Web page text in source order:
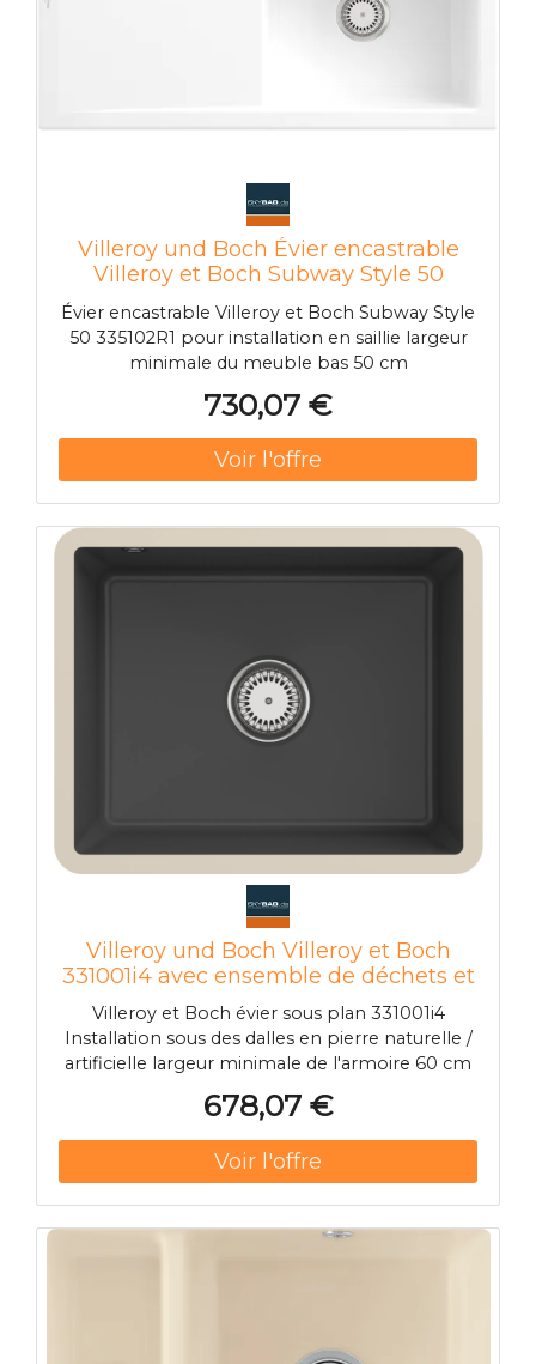
Villeroy und Boch Évier encastrable
Villeroy et Boch Subway Style 50
335102R1 cuve à droite, 900 x 510 mm,
garniture de vidange avec vidage
automatique, blanc
Évier encastrable Villeroy et Boch Subway Style
50 335102R1 pour installation en saillie largeur
minimale du meuble bas 50 cm
730,07 €
Villeroy und Boch Villeroy et Boch
331001i4 avec ensemble de déchets et
fonctionnement manuel, Graphit
Villeroy et Boch évier sous plan 331001i4
Installation sous des dalles en pierre naturelle /
artificielle largeur minimale de l'armoire 60 cm
678,07 €